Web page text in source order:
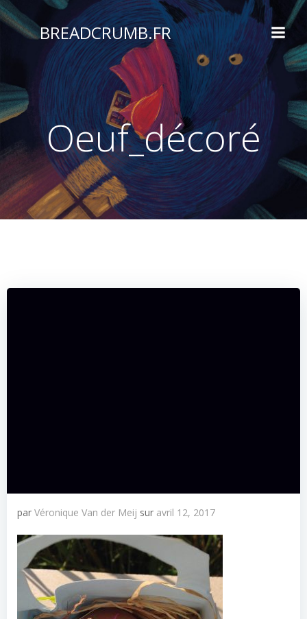
Aller
au
contenu
BREADCRUMB.FR
Oeuf_décoré
par Véronique Van der Meij sur avril 12, 2017